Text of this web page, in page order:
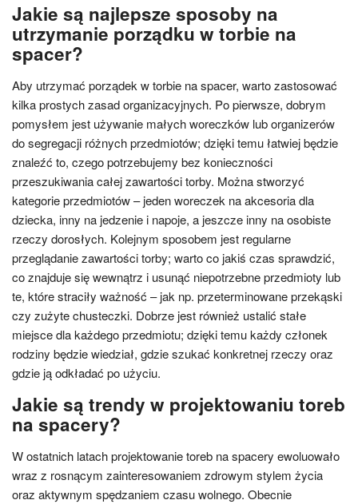
Jakie są najlepsze sposoby na
utrzymanie porządku w torbie na
spacer?
Aby utrzymać porządek w torbie na spacer, warto zastosować
kilka prostych zasad organizacyjnych. Po pierwsze, dobrym
pomysłem jest używanie małych woreczków lub organizerów
do segregacji różnych przedmiotów; dzięki temu łatwiej będzie
znaleźć to, czego potrzebujemy bez konieczności
przeszukiwania całej zawartości torby. Można stworzyć
kategorie przedmiotów – jeden woreczek na akcesoria dla
dziecka, inny na jedzenie i napoje, a jeszcze inny na osobiste
rzeczy dorosłych. Kolejnym sposobem jest regularne
przeglądanie zawartości torby; warto co jakiś czas sprawdzić,
co znajduje się wewnątrz i usunąć niepotrzebne przedmioty lub
te, które straciły ważność – jak np. przeterminowane przekąski
czy zużyte chusteczki. Dobrze jest również ustalić stałe
miejsce dla każdego przedmiotu; dzięki temu każdy członek
rodziny będzie wiedział, gdzie szukać konkretnej rzeczy oraz
gdzie ją odkładać po użyciu.
Jakie są trendy w projektowaniu toreb
na spacery?
W ostatnich latach projektowanie toreb na spacery ewoluowało
wraz z rosnącym zainteresowaniem zdrowym stylem życia
oraz aktywnym spędzaniem czasu wolnego. Obecnie